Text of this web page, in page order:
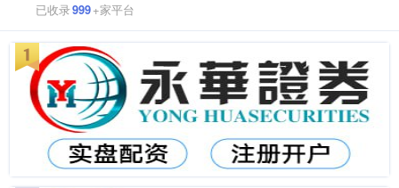
已收录999+家平台